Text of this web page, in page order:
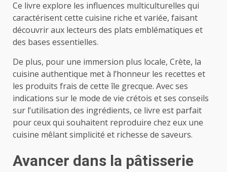
Ce livre explore les influences multiculturelles qui
caractérisent cette cuisine riche et variée, faisant
découvrir aux lecteurs des plats emblématiques et
des bases essentielles.
De plus, pour une immersion plus locale, Crète, la
cuisine authentique met à l’honneur les recettes et
les produits frais de cette île grecque. Avec ses
indications sur le mode de vie crétois et ses conseils
sur l’utilisation des ingrédients, ce livre est parfait
pour ceux qui souhaitent reproduire chez eux une
cuisine mêlant simplicité et richesse de saveurs.
Avancer dans la pâtisserie